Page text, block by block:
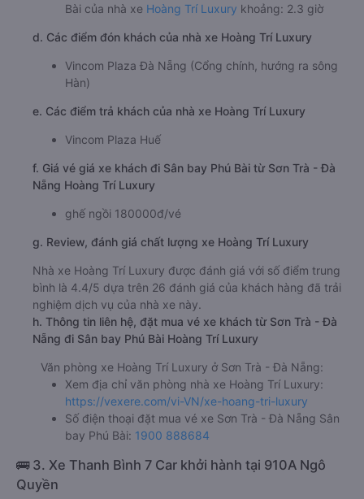
Bài của nhà xe Hoàng Trí Luxury khoảng: 2.3 giờ
d. Các điểm đón khách của nhà xe Hoàng Trí Luxury
Vincom Plaza Đà Nẵng (Cổng chính, hướng ra sông
Hàn)
e. Các điểm trả khách của nhà xe Hoàng Trí Luxury
Vincom Plaza Huế
f. Giá vé giá xe khách đi Sân bay Phú Bài từ Sơn Trà - Đà
Nẵng Hoàng Trí Luxury
ghế ngồi 180000đ/vé
g. Review, đánh giá chất lượng xe Hoàng Trí Luxury
Nhà xe Hoàng Trí Luxury được đánh giá với số điểm trung
bình là 4.4/5 dựa trên 26 đánh giá của khách hàng đã trải
nghiệm dịch vụ của nhà xe này.
h. Thông tin liên hệ, đặt mua vé xe khách từ Sơn Trà - Đà
Nẵng đi Sân bay Phú Bài Hoàng Trí Luxury
Văn phòng xe Hoàng Trí Luxury ở Sơn Trà - Đà Nẵng:
Xem địa chỉ văn phòng nhà xe Hoàng Trí Luxury:
https://vexere.com/vi-VN/xe-hoang-tri-luxury
Số điện thoại đặt mua vé xe Sơn Trà - Đà Nẵng Sân
bay Phú Bài: 1900 888684
🚌 3. Xe Thanh Bình 7 Car khởi hành tại 910A Ngô
Quyền